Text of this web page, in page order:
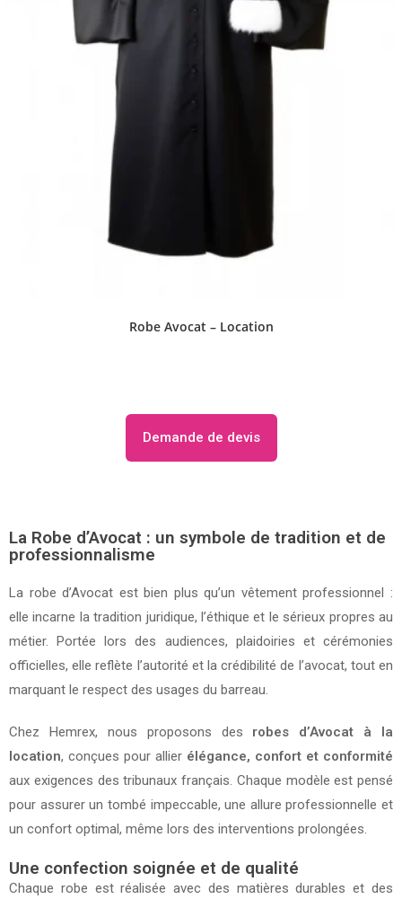
Robe Avocat – Location
Demande de devis
La Robe d’Avocat : un symbole de tradition et de
professionnalisme
La robe d’Avocat est bien plus qu’un vêtement professionnel :
elle incarne la tradition juridique, l’éthique et le sérieux propres au
métier. Portée lors des audiences, plaidoiries et cérémonies
officielles, elle reflète l’autorité et la crédibilité de l’avocat, tout en
marquant le respect des usages du barreau.
Chez Hemrex, nous proposons des robes d’Avocat à la
location, conçues pour allier élégance, confort et conformité
aux exigences des tribunaux français. Chaque modèle est pensé
pour assurer un tombé impeccable, une allure professionnelle et
un confort optimal, même lors des interventions prolongées.
Une confection soignée et de qualité
Chaque robe est réalisée avec des matières durables et des